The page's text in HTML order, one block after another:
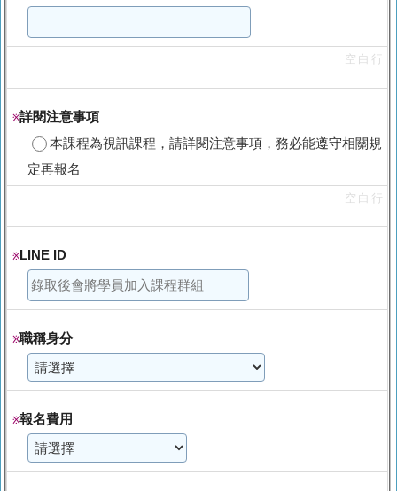
空白行
※詳閱注意事項
本課程為視訊課程，請詳閱注意事項，務必能遵守相關規
定再報名
空白行
※LINE ID
※職稱身分
※報名費用